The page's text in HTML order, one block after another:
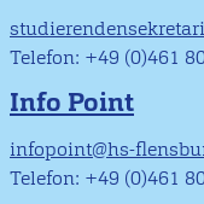
Telefon: +49 (0)461
Info Point
infopoint@hs-
Telefon: +49 (0)461